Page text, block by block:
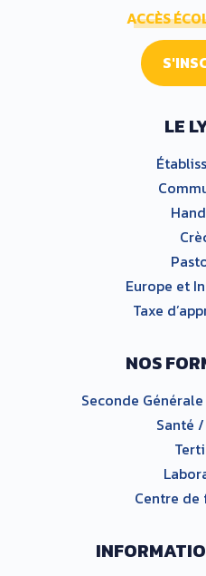
ACCÈS
LE
Europe et
Taxe
NOS
Seconde
Santé
Centre